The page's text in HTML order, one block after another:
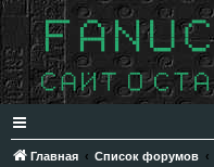
Главная Список форумов